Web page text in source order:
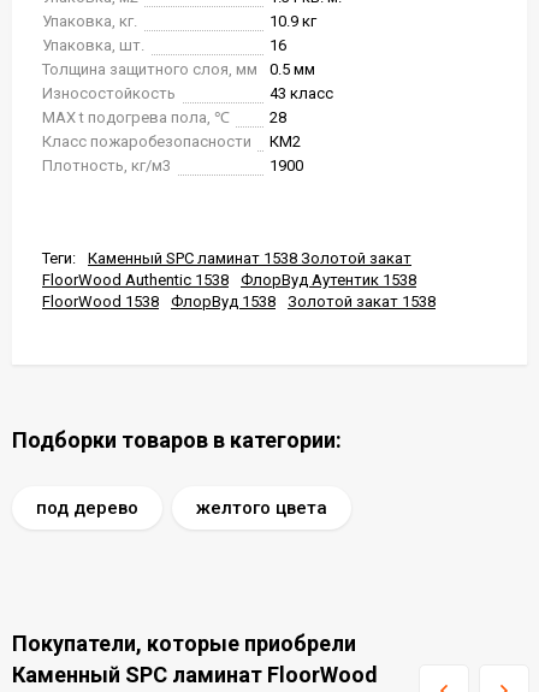
Упаковка, кг.
10.9 кг
Упаковка, шт.
16
Толщина защитного слоя, мм
0.5 мм
Износостойкость
43 класс
MAX t подогрева пола, ℃
28
Класс пожаробезопасности
КМ2
Плотность, кг/м3
1900
Теги:
Каменный SPC ламинат 1538 Золотой закат
FloorWood Authentic 1538
ФлорВуд Аутентик 1538
FloorWood 1538
ФлорВуд 1538 Золотой закат 1538
Подборки товаров в категории:
под дерево желтого цвета
Покупатели, которые приобрели
Каменный SPC ламинат FloorWood